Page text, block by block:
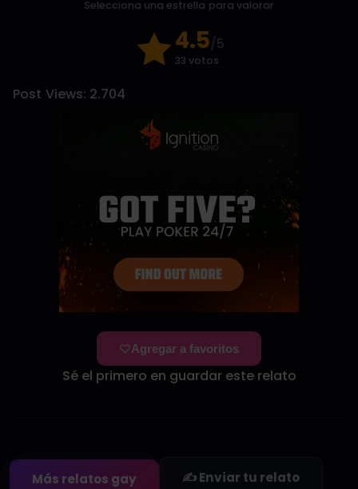
Selecciona una estrella para valorar
4.5/5
33 votos
Post Views: 2.704
Agregar a favoritos
Sé el primero en guardar este relato
Más relatos gay ✍️ Enviar tu relato